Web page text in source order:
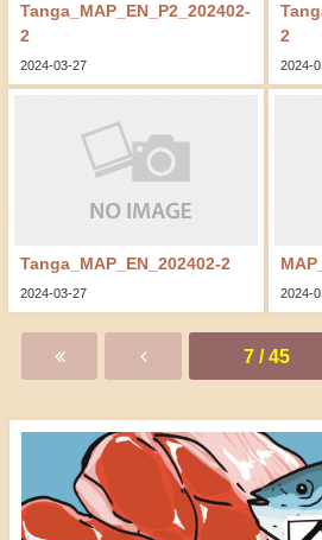
Tanga_MAP_EN_P2_202402-
2
2024-03-27
2
2024-
Tanga_MAP_EN_202402-2
2024-03-27 2024-
7 / 45